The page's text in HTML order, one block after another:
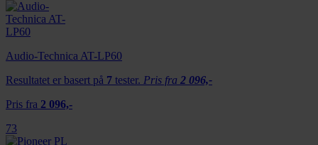
Audio-Technica AT-LP60
Resultatet er basert på 7 tester. Pris fra 2 096,-
Pris fra 2 096,-
73